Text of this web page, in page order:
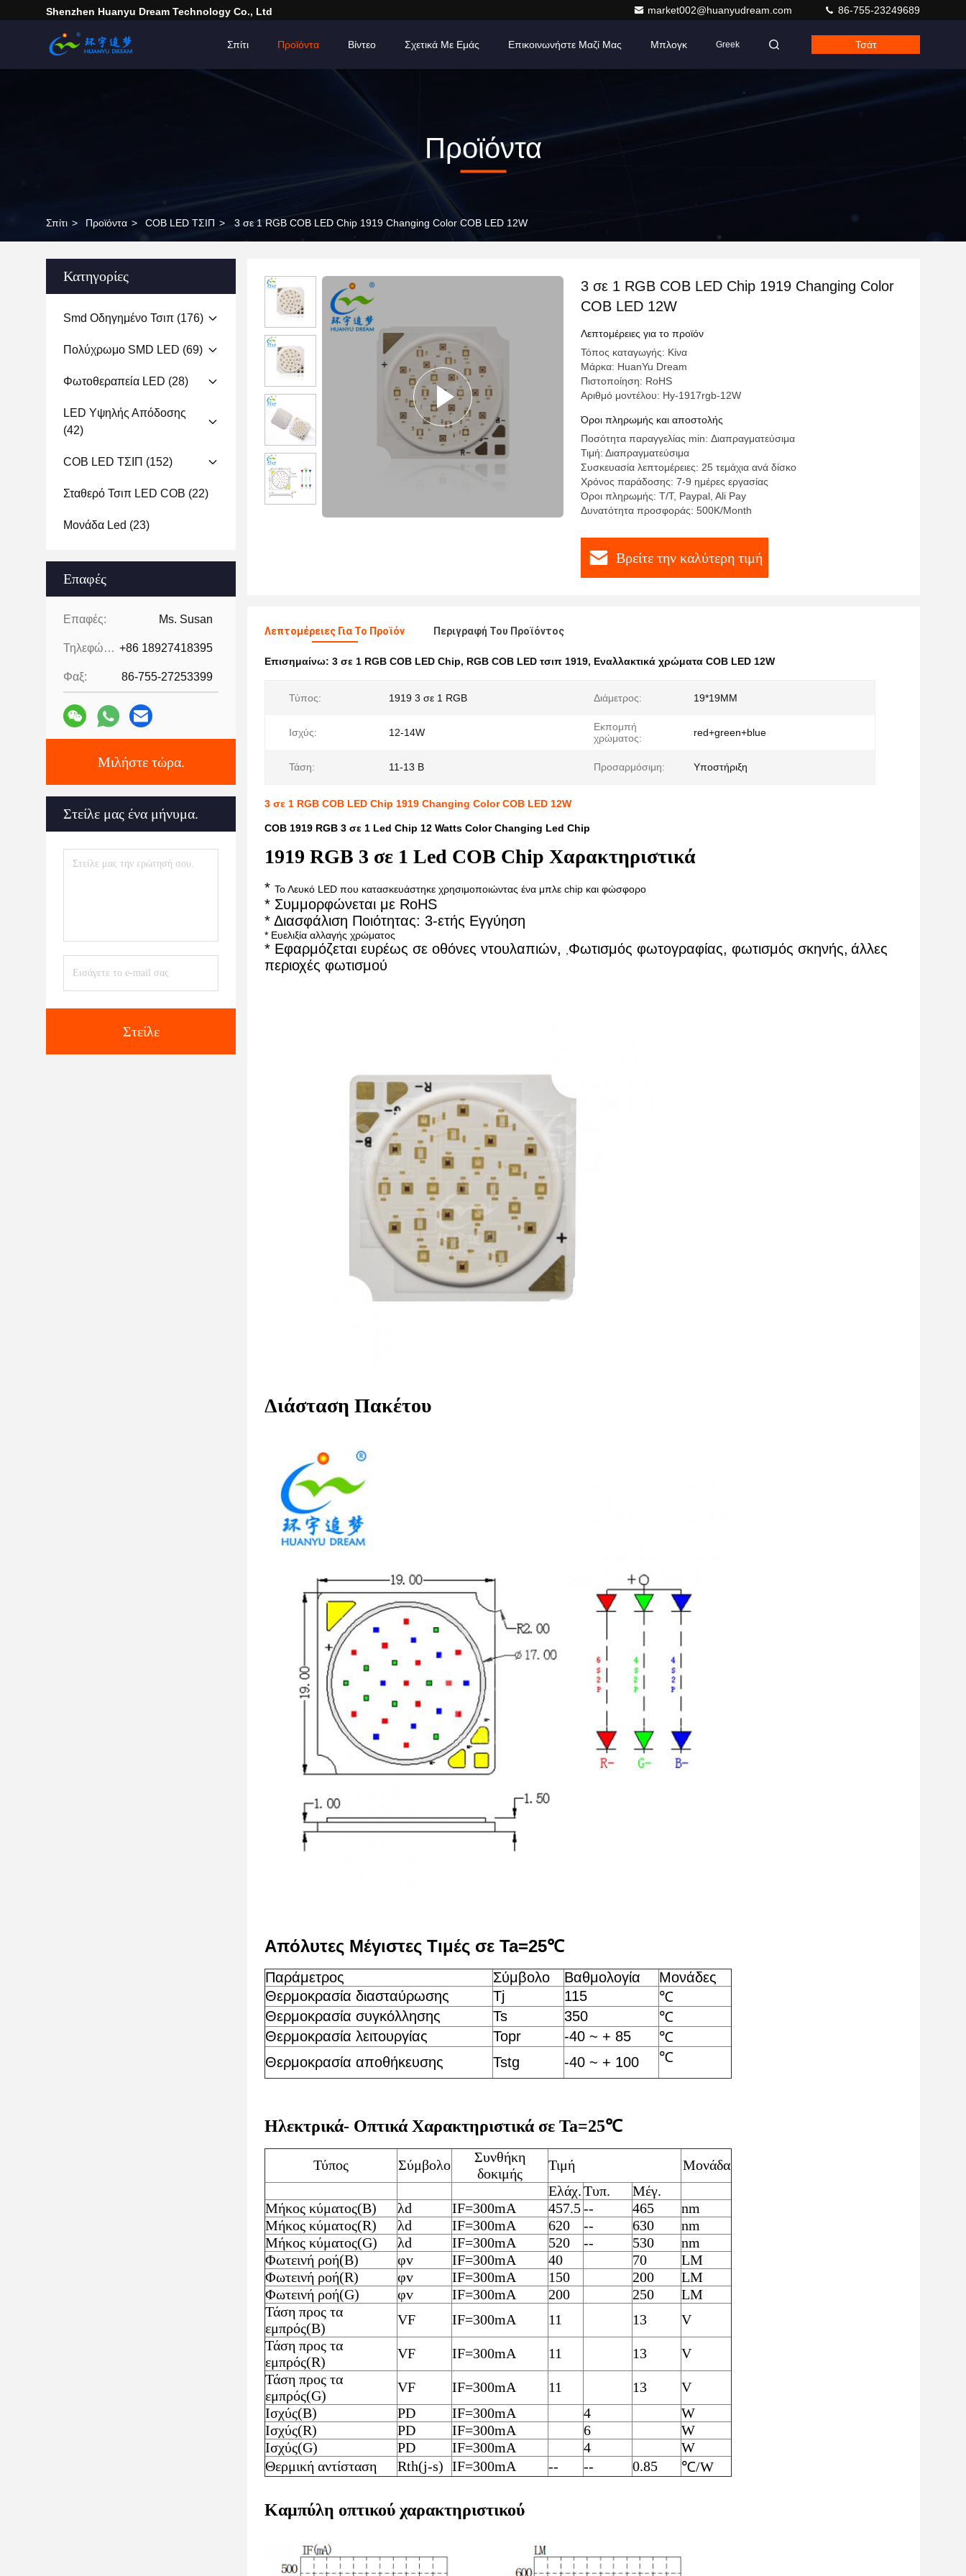
Shenzhen Huanyu Dream Technology Co., Ltd market002@huanyudream.com 86-755-23249689
Σπίτι Προϊόντα Βίντεο Σχετικά Με Εμάς Επικοινωνήστε Μαζί Μας Μπλογκ Greek Τσάτ
Προϊόντα
Σπίτι > Προϊόντα > COB LED ΤΣΙΠ > 3 σε 1 RGB COB LED Chip 1919 Changing Color COB LED 12W
Κατηγορίες
Smd Οδηγημένο Τσιπ (176)
Πολύχρωμο SMD LED (69)
Φωτοθεραπεία LED (28)
LED Υψηλής Απόδοσης
(42)
COB LED ΤΣΙΠ (152)
Σταθερό Τσιπ LED COB (22)
Μονάδα Led (23)
Επαφές
Επαφές: Ms. Susan
Τηλεφώνημα: +86 18927418395
Φαξ: 86-755-27253399
Μιλήστε τώρα.
Στείλε μας ένα μήνυμα.
Στείλε
3 σε 1 RGB COB LED Chip 1919 Changing Color
COB LED 12W
Λεπτομέρειες για το προϊόν
Τόπος καταγωγής: Κίνα
Μάρκα: HuanYu Dream
Πιστοποίηση: RoHS
Αριθμό μοντέλου: Hy-1917rgb-12W
Όροι πληρωμής και αποστολής
Ποσότητα παραγγελίας min: Διαπραγματεύσιμα
Τιμή: Διαπραγματεύσιμα
Συσκευασία λεπτομέρειες: 25 τεμάχια ανά δίσκο
Χρόνος παράδοσης: 7-9 ημέρες εργασίας
Όροι πληρωμής: T/T, Paypal, Ali Pay
Δυνατότητα προσφοράς: 500K/Month
Βρείτε την καλύτερη τιμή
Λεπτομέρειες Για Το Προϊόν Περιγραφή Του Προϊόντος
Επισημαίνω: 3 σε 1 RGB COB LED Chip, RGB COB LED τσιπ 1919, Εναλλακτικά χρώματα COB LED 12W
Τύπος: 1919 3 σε 1 RGB Διάμετρος: 19*19MM
Ισχύς: 12-14W
Εκπομπή
χρώματος:
red+green+blue
Τάση: 11-13 Β Προσαρμόσιμη: Υποστήριξη
3 σε 1 RGB COB LED Chip 1919 Changing Color COB LED 12W
COB 1919 RGB 3 σε 1 Led Chip 12 Watts Color Changing Led Chip
1919 RGB 3 σε 1 Led COB Chip Χαρακτηριστικά
* Το Λευκό LED που κατασκευάστηκε χρησιμοποιώντας ένα μπλε chip και φώσφορο
* Συμμορφώνεται με RoHS
* Διασφάλιση Ποιότητας: 3-ετής Εγγύηση
* Ευελιξία αλλαγής χρώματος
* Εφαρμόζεται ευρέως σε οθόνες ντουλαπιών, Φωτισμός φωτογραφίας, φωτισμός σκηνής, άλλες
περιοχές φωτισμού
Διάσταση Πακέτου
Απόλυτες Μέγιστες Τιμές σε Ta=25℃
Παράμετρος Σύμβολο Βαθμολογία
Μονάδες
Θερμοκρασία διασταύρωσης
Tj 115
℃
Θερμοκρασία συγκόλλησης
Ts 350
℃
Θερμοκρασία λειτουργίας
Topr -40 ~ + 85
℃
Θερμοκρασία αποθήκευσης
Tstg -40 ~ + 100 ℃
Ηλεκτρικά- Οπτικά Χαρακτηριστικά σε Ta=25℃
Τύπος Σύμβολο
Συνθήκη
δοκιμής
Τιμή
Μονάδα
Ελάχ.Τυπ.
Μέγ.
Μήκος κύματος(B)
λd IF=300mA 457.5-- 465
nm
Μήκος κύματος(R)
λd IF=300mA 620 -- 630
nm
Μήκος κύματος(G)
λd IF=300mA 520 -- 530
nm
Φωτεινή ροή(B)
φv IF=300mA 40 70
LM
Φωτεινή ροή(R)
φv IF=300mA 150 200
LM
Φωτεινή ροή(G)
φv IF=300mA 200 250
LM
Τάση προς τα
εμπρός(B)
VF IF=300mA 11 13
V
Τάση προς τα
εμπρός(R)
VF IF=300mA 11 13
V
Τάση προς τα
εμπρός(G)
VF IF=300mA 11 13
V
Ισχύς(B)
PD IF=300mA 4
W
Ισχύς(R)
PD IF=300mA 6
W
Ισχύς(G)
PD IF=300mA 4
W
Θερμική αντίσταση
Rth(j-s) IF=300mA -- -- 0.85 ℃/W
Καμπύλη οπτικού χαρακτηριστικού